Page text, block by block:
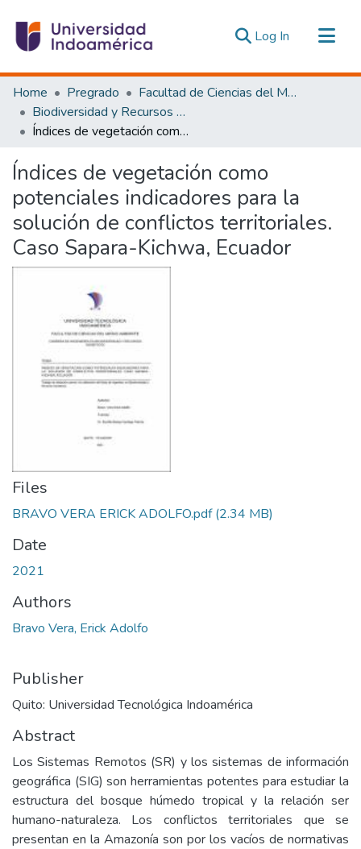
Log In (current)
Communities & Collections
All of DSpace
Statistics
Estadísticas Externas
Home Pregrado
Facultad de Ciencias del Medio Ambiente
Biodiversidad y Recursos Genéticos
Índices de vegetación como potenciales indicadores para la solución de conflictos territoriales. Caso Sapara-Kichwa, Ecuador
Índices de vegetación como
potenciales indicadores para la
solución de conflictos territoriales.
Caso Sapara-Kichwa, Ecuador
Files
BRAVO VERA ERICK ADOLFO.pdf(2.34 MB)
Date
2021
Authors
Bravo Vera, Erick Adolfo
Publisher
Quito: Universidad Tecnológica Indoamérica
Abstract
Los Sistemas Remotos (SR) y los sistemas de información
geográfica (SIG) son herramientas potentes para estudiar la
estructura del bosque húmedo tropical y la relación ser
humano-naturaleza. Los conflictos territoriales que se
presentan en la Amazonía son por los vacíos de normativas